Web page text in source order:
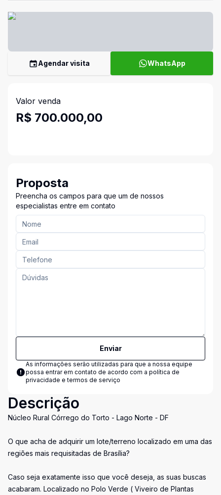
Agendar visita WhatsApp
Valor venda
R$ 700.000,00
Proposta
Preencha os campos para que um de nossos
especialistas entre em contato
Enviar
As informações serão utilizadas para que a nossa equipe
possa entrar em contato de acordo com a política de
privacidade e termos de serviço
Descrição
Núcleo Rural Córrego do Torto - Lago Norte - DF
O que acha de adquirir um lote/terreno localizado em uma das
regiões mais requisitadas de Brasília?
Caso seja exatamente isso que você deseja, as suas buscas
acabaram. Localizado no Polo Verde ( Viveiro de Plantas